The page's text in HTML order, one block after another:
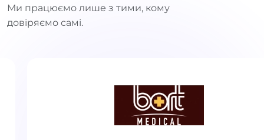
Ми працюємо лише з тими, кому
довіряємо самі.